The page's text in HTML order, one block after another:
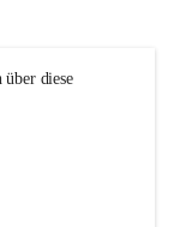
über diese